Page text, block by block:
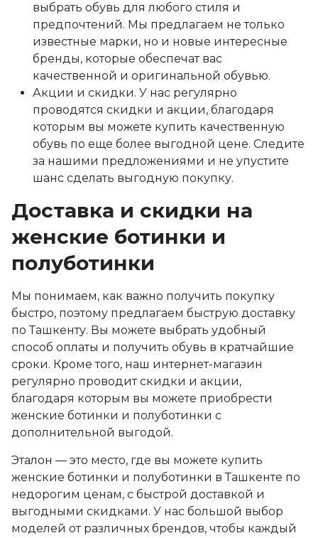
выбрать обувь для любого стиля и
предпочтений. Мы предлагаем не только
известные марки, но и новые интересные
бренды, которые обеспечат вас
качественной и оригинальной обувью.
Акции и скидки. У нас регулярно
проводятся скидки и акции, благодаря
которым вы можете купить качественную
обувь по еще более выгодной цене. Следите
за нашими предложениями и не упустите
шанс сделать выгодную покупку.
Доставка и скидки на
женские ботинки и
полуботинки
Мы понимаем, как важно получить покупку
быстро, поэтому предлагаем быструю доставку
по Ташкенту. Вы можете выбрать удобный
способ оплаты и получить обувь в кратчайшие
сроки. Кроме того, наш интернет-магазин
регулярно проводит скидки и акции,
благодаря которым вы можете приобрести
женские ботинки и полуботинки с
дополнительной выгодой.
Эталон — это место, где вы можете купить
женские ботинки и полуботинки в Ташкенте по
недорогим ценам, с быстрой доставкой и
выгодными скидками. У нас большой выбор
моделей от различных брендов, чтобы каждый